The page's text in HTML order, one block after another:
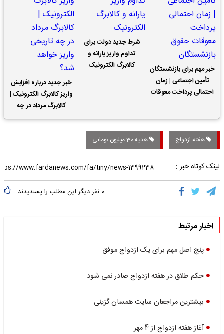
خبر مهم برای بازنشستگان
تأمین اجتماعی | زمان
احتمالی پرداخت معوقات
شرط جدید دولت برای
تداوم واریز یارانه و
کالابرگ الکترونیک
خبر جدید درباره افزایش
واریز کالابرگ الکترونیک |
کالابرگ مرداد در چه
تاریخی واریز خواهد شد؟
هفته ازدواج هدیه 30 میلیون تومانی
لینک کوتاه خبر :
۰ نفر دیگر این مطلب را پسندیدند
اخبار مرتبط
پنج اصل مهم برای یک ازدواج موفق
حکم طلاق در هفته ازدواج صادر نمی شود
بیشترین مراجعان سایت همسان گزینی
آغاز هفته ازدواج از 4 مهر